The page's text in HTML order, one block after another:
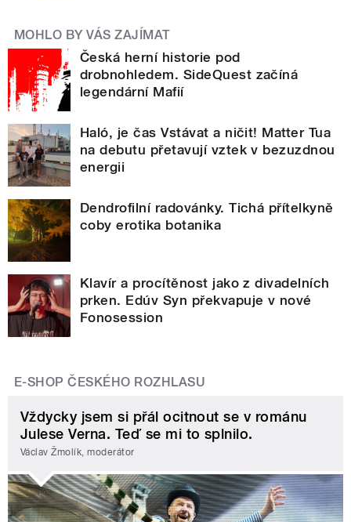
MOHLO BY VÁS ZAJÍMAT
Česká herní historie pod
drobnohledem. SideQuest začíná
legendární Mafií
Haló, je čas Vstávat a ničit! Matter Tua
na debutu přetavují vztek v bezuzdnou
energii
Dendrofilní radovánky. Tichá přítelkyně
coby erotika botanika
Klavír a procítěnost jako z divadelních
prken. Edúv Syn překvapuje v nové
Fonosession
E-SHOP ČESKÉHO ROZHLASU
Vždycky jsem si přál ocitnout se v románu
Julese Verna. Teď se mi to splnilo.
Václav Žmolík, moderátor